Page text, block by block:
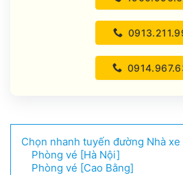
Chọn nhanh tuyến đường Nhà
Phòng vé [Hà Nội]
Phòng vé [Cao Bằng]